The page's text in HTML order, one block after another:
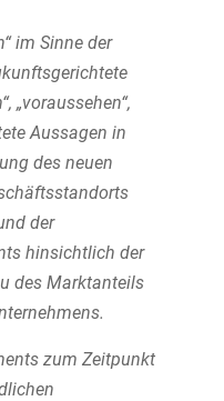
im Sinne der
„voraussehen“,
Aussagen in
des neuen
der
hinsichtlich der
des Marktanteils
zum Zeitpunkt